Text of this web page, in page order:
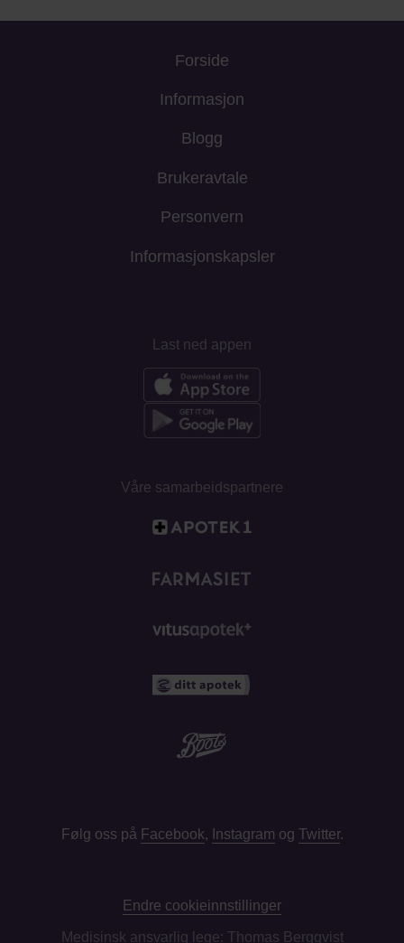
Forside
Informasjon
Blogg
Brukeravtale
Personvern
Informasjonskapsler
Last ned appen
Våre samarbeidspartnere
Følg oss på Facebook, Instagram og Twitter.
Endre cookieinnstillinger
Medisinsk ansvarlig lege: Thomas Bergqvist